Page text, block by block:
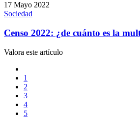
17 Mayo 2022
Sociedad
Censo 2022: ¿de cuánto es la
Valora este artículo
1
2
3
4
5